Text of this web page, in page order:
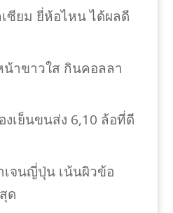
ซียม ยี่ห้อไหน ได้ผลดี
าขาวใส กินคอลลา
เย็นขนส่ง 6,10 ล้อที่ดี
จนญี่ปุ่น เน้นผิวข้อ
ด